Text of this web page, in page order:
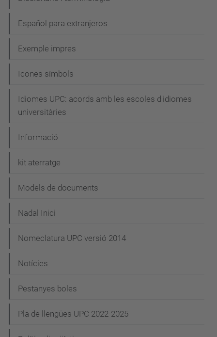
Español para extranjeros
Exemple impres
Icones símbols
Idiomes UPC: acords amb les escoles d'idiomes
universitàries
Informació
kit aterratge
Models de documents
Nadal Inici
Nomeclatura UPC versió 2014
Notícies
Pestanyes boles
Pla de llengües UPC 2022-2025